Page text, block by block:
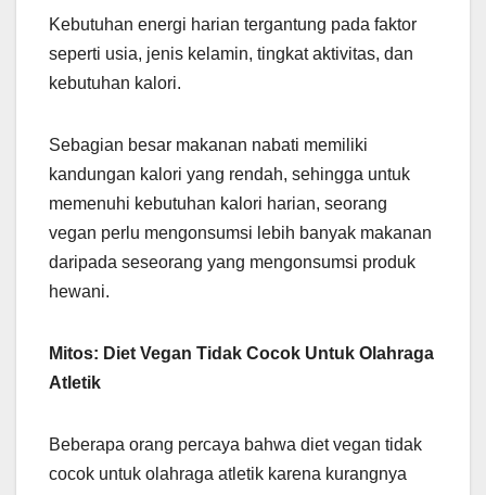
Kebutuhan energi harian tergantung pada faktor
seperti usia, jenis kelamin, tingkat aktivitas, dan
kebutuhan kalori.
Sebagian besar makanan nabati memiliki
kandungan kalori yang rendah, sehingga untuk
memenuhi kebutuhan kalori harian, seorang
vegan perlu mengonsumsi lebih banyak makanan
daripada seseorang yang mengonsumsi produk
hewani.
Mitos: Diet Vegan Tidak Cocok Untuk Olahraga
Atletik
Beberapa orang percaya bahwa diet vegan tidak
cocok untuk olahraga atletik karena kurangnya